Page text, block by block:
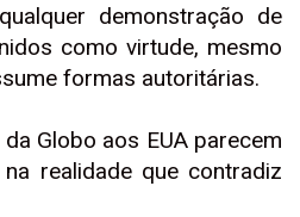
demonstração de
como virtude, mesmo
formas autoritárias.
Globo aos EUA parecem
realidade que contradiz